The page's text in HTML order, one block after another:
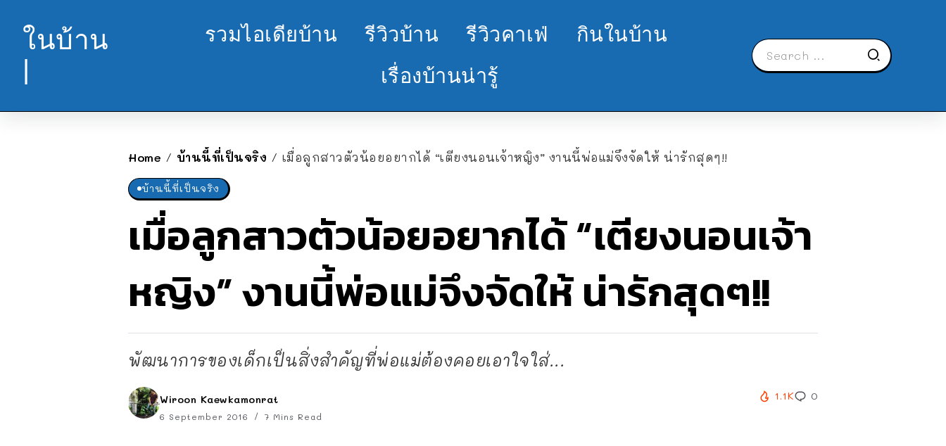
ในบ้าน
|
รวมไอเดียบ้าน รีวิวบ้าน รีวิวคาเฟ่
กินในบ้าน
เรื่องบ้านน่ารู้
Home / บ้านนี้ที่เป็นจริง / เมื่อลูกสาวตัวน้อยอยากได้ “เตียงนอนเจ้าหญิง” งานนี้พ่อแม่จึงจัดให้ น่ารักสุดๆ!!
บ้านนี้ที่เป็นจริง
เมื่อลูกสาวตัวน้อยอยากได้ “เตียงนอนเจ้า
หญิง” งานนี้พ่อแม่จึงจัดให้ น่ารักสุดๆ!!
พัฒนาการของเด็กเป็นสิ่งสำคัญที่พ่อแม่ต้องคอยเอาใจใส่...
Wiroon Kaewkamonrat
6 September 2016 7 Mins Read
1.1K 0